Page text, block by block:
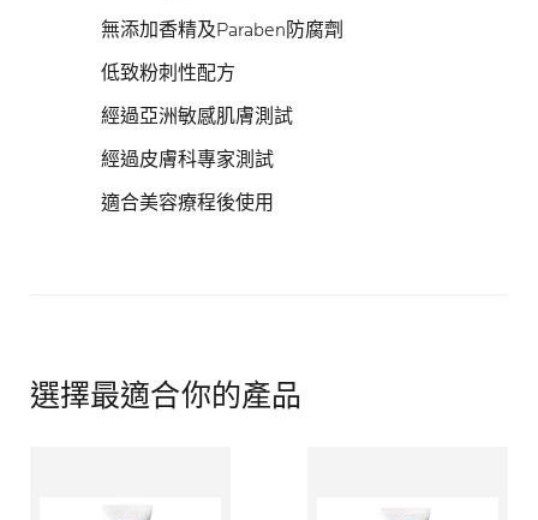
無添加香精及Paraben防腐劑
低致粉刺性配方
經過亞洲敏感肌膚測試
經過皮膚科專家測試
適合美容療程後使用
選擇最適合你的產品